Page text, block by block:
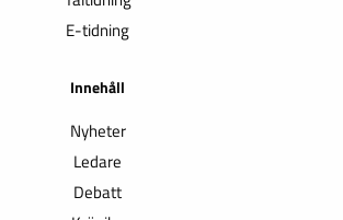
E-tidning
Innehåll
Nyheter
Ledare
Debatt